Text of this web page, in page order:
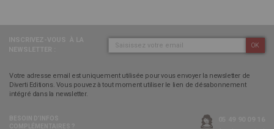
OK
Votre adresse email est uniquement utilisée pour vous envoyer la newsletter de
Diverti Editions. Vous pouvez à tout moment utiliser le lien de désabonnement
intégré dans la newsletter.